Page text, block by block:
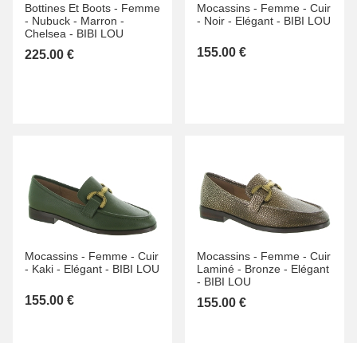
Bottines Et Boots - Femme
- Nubuck - Marron -
Chelsea - BIBI LOU
225.00 €
Mocassins - Femme - Cuir
- Noir - Elégant - BIBI LOU
155.00 €
Mocassins - Femme - Cuir
- Kaki - Elégant - BIBI LOU
155.00 €
Mocassins - Femme - Cuir
Laminé - Bronze - Elégant
- BIBI LOU
155.00 €